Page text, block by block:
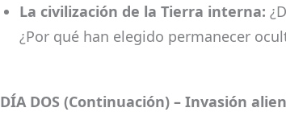
La civilización de la Tierra interna:
¿Por qué han elegido permanecer
DÍA DOS (Continuación) – Invasión